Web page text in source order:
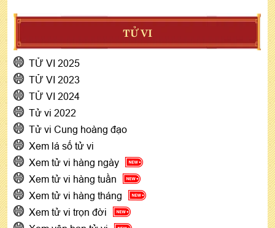
TỬ VI
TỬ VI 2025
TỬ VI 2023
TỬ VI 2024
Tử vi 2022
Tử vi Cung hoàng đạo
Xem lá số tử vi
Xem tử vi hàng ngày
Xem tử vi hàng tuần
Xem tử vi hàng tháng
Xem tử vi trọn đời